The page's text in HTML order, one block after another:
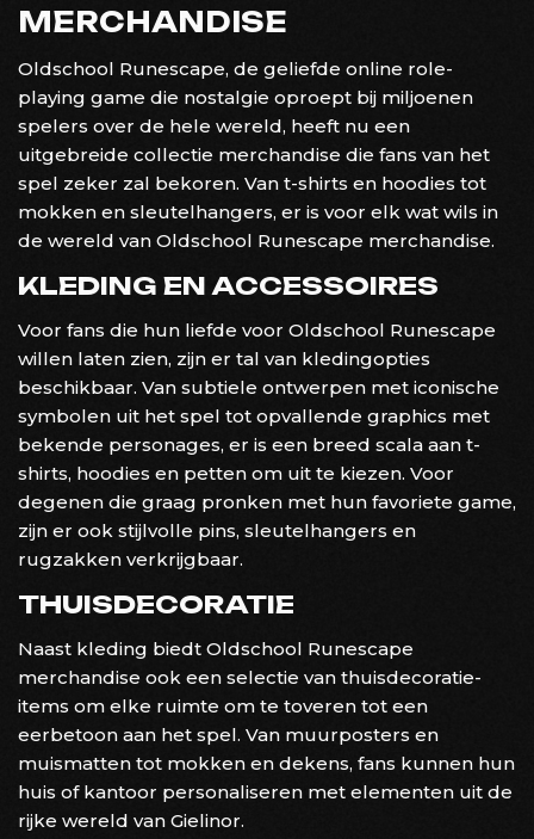
MERCHANDISE
Oldschool Runescape, de geliefde online role-
playing game die nostalgie oproept bij miljoenen
spelers over de hele wereld, heeft nu een
uitgebreide collectie merchandise die fans van het
spel zeker zal bekoren. Van t-shirts en hoodies tot
mokken en sleutelhangers, er is voor elk wat wils in
de wereld van Oldschool Runescape merchandise.
KLEDING EN ACCESSOIRES
Voor fans die hun liefde voor Oldschool Runescape
willen laten zien, zijn er tal van kledingopties
beschikbaar. Van subtiele ontwerpen met iconische
symbolen uit het spel tot opvallende graphics met
bekende personages, er is een breed scala aan t-
shirts, hoodies en petten om uit te kiezen. Voor
degenen die graag pronken met hun favoriete game,
zijn er ook stijlvolle pins, sleutelhangers en
rugzakken verkrijgbaar.
THUISDECORATIE
Naast kleding biedt Oldschool Runescape
merchandise ook een selectie van thuisdecoratie-
items om elke ruimte om te toveren tot een
eerbetoon aan het spel. Van muurposters en
muismatten tot mokken en dekens, fans kunnen hun
huis of kantoor personaliseren met elementen uit de
rijke wereld van Gielinor.